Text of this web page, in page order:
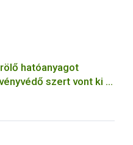
hatóanyagot
szert vont ki a